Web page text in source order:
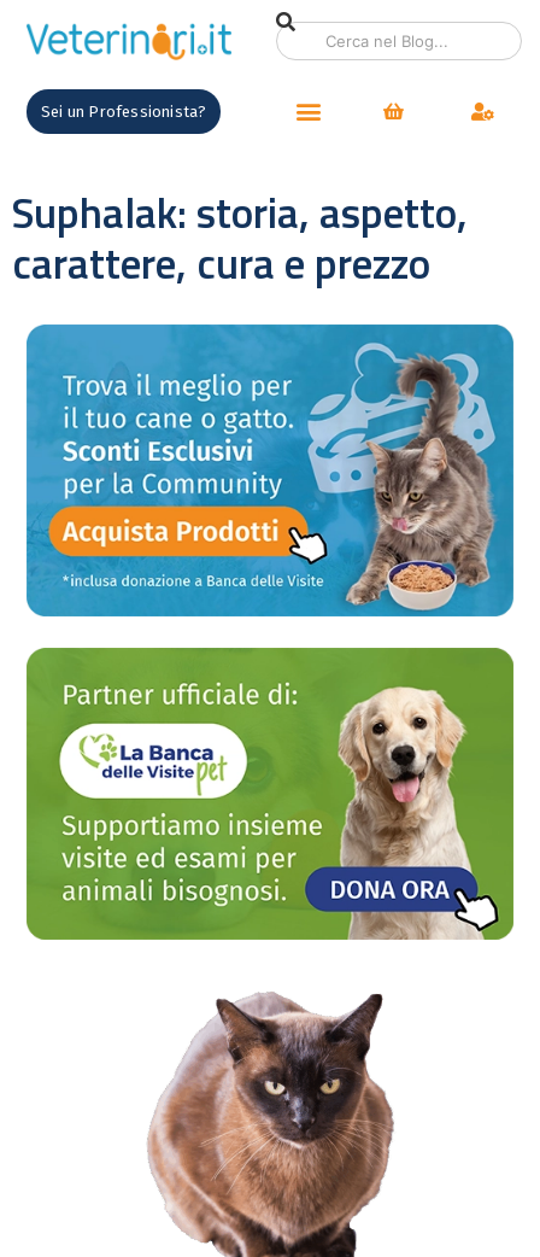
Sei un Professionista?
Suphalak: storia, aspetto,
carattere, cura e prezzo